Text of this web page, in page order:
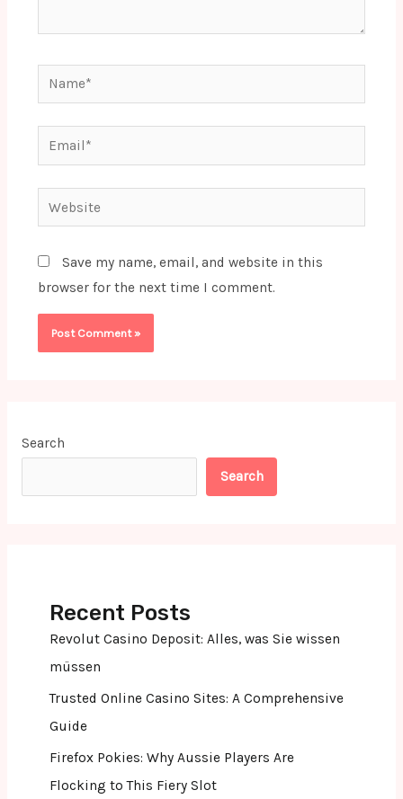
Name*
Email*
Website
Save my name, email, and website in this
browser for the next time I comment.
Search
Search
Recent Posts
Revolut Casino Deposit: Alles, was Sie wissen
müssen
Trusted Online Casino Sites: A Comprehensive
Guide
Firefox Pokies: Why Aussie Players Are
Flocking to This Fiery Slot